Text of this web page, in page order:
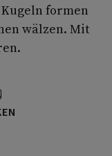
formen
wälzen. Mit